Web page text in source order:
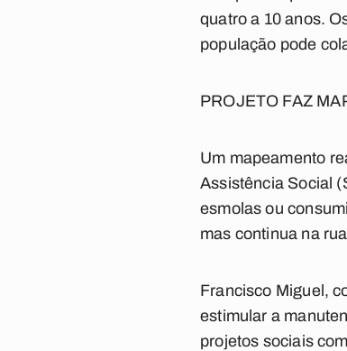
quatro a 10 anos.
população pode
PROJETO FAZ
Um mapeamento
Assistência Social
esmolas ou
mas continua na
Francisco Miguel,
estimular a
projetos sociais